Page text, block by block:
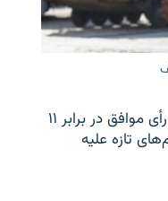
سنای امریکا روز جمعه، ۱۶ اسد، با ۸۶ رأی موافق در برابر ۱۱
تازه علیه